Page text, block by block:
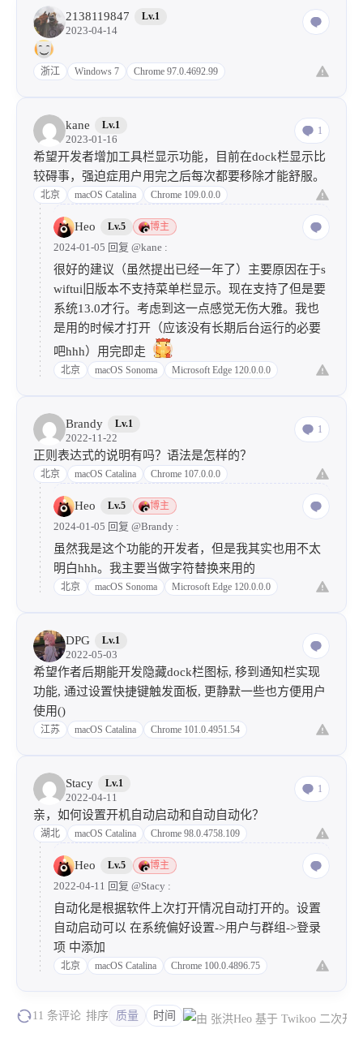
2138119847 Lv.1
2023-04-14
浙江 Windows 7 Chrome 97.0.4692.99
kane Lv.1
2023-01-16
1
希望开发者增加工具栏显示功能，目前在dock栏显示比
较碍事，强迫症用户用完之后每次都要移除才能舒服。
北京 macOS Catalina Chrome 109.0.0.0
Heo Lv.5 博主
2024-01-05 回复 @kane :
很好的建议（虽然提出已经一年了）主要原因在于s
wiftui旧版本不支持菜单栏显示。现在支持了但是要
系统13.0才行。考虑到这一点感觉无伤大雅。我也
是用的时候才打开（应该没有长期后台运行的必要
吧hhh）用完即走
北京 macOS Sonoma Microsoft Edge 120.0.0.0
Brandy Lv.1
2022-11-22
1
正则表达式的说明有吗？语法是怎样的？
北京 macOS Catalina Chrome 107.0.0.0
Heo Lv.5 博主
2024-01-05 回复 @Brandy :
虽然我是这个功能的开发者，但是我其实也用不太
明白hhh。我主要当做字符替换来用的
北京 macOS Sonoma Microsoft Edge 120.0.0.0
DPG Lv.1
2022-05-03
希望作者后期能开发隐藏dock栏图标, 移到通知栏实现
功能, 通过设置快捷键触发面板, 更静默一些也方便用户
使用()
江苏 macOS Catalina Chrome 101.0.4951.54
Stacy Lv.1
2022-04-11
1
亲，如何设置开机自动启动和自动自动化？
湖北 macOS Catalina Chrome 98.0.4758.109
Heo Lv.5 博主
2022-04-11 回复 @Stacy :
自动化是根据软件上次打开情况自动打开的。设置
自动启动可以 在系统偏好设置->用户与群组->登录
项 中添加
北京 macOS Catalina Chrome 100.0.4896.75
11 条评论 排序 质量 时间